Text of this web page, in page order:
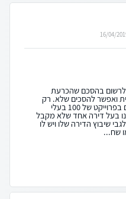
16/04/
בהסכם שהכרעת
ואפשר להסכים שלא. רק
קח בחשבון שאם בפרוייקט של 100 בעלי
בעל דירה אחד שלא מקבל
שיבוץ הדירה שלו ויש לו
שח...